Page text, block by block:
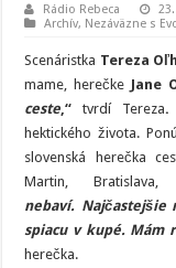
Rádio Rebeca
Archív, Nezáväzne s
Scenáristka Tereza
mame, herečke Jane
ceste ,“tvrdí Tereza.
hektického života.
slovenská herečka
Martin,
nebaví. Najčastejšie
spiacu v kupé. Mám
herečka.